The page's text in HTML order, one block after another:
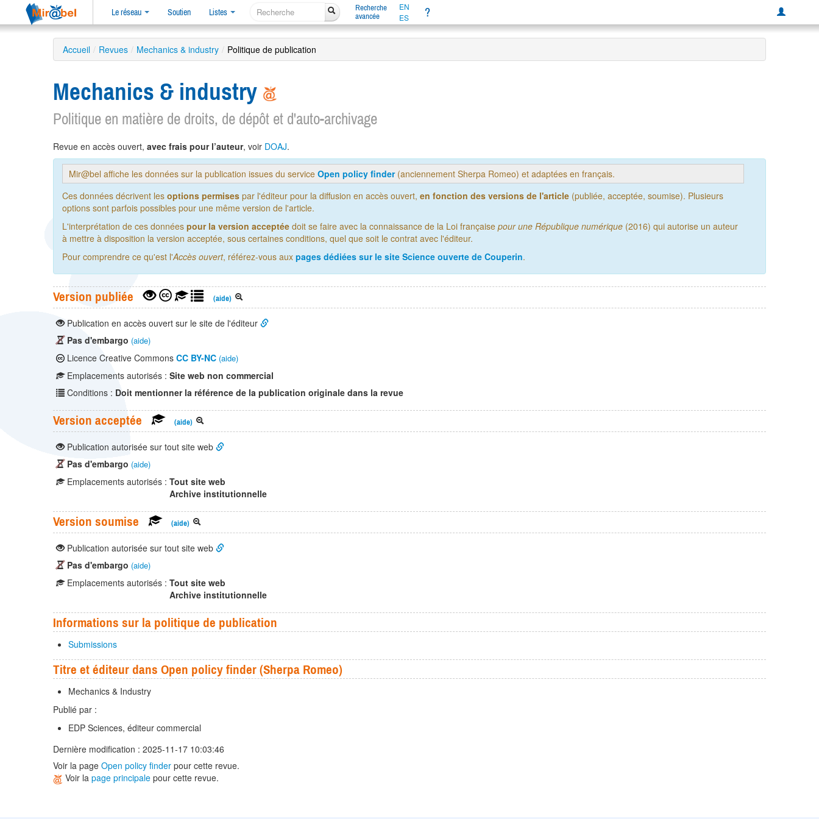
Le réseau Soutien Listes
Recherche
avancée
EN
ES
?
Accueil / Revues / Mechanics & industry / Politique de publication
Mechanics & industry
Politique en matière de droits, de dépôt et d'auto-archivage
Revue en accès ouvert, avec frais pour l’auteur, voir DOAJ.
Mir@bel affiche les données sur la publication issues du service Open policy finder(anciennement Sherpa Romeo) et adaptées en français.
Ces données décrivent les options permises par l'éditeur pour la diffusion en accès ouvert, en fonction des versions de l'article (publiée, acceptée, soumise). Plusieurs
options sont parfois possibles pour une même version de l'article.
L'interprétation de ces données pour la version acceptée doit se faire avec la connaissance de la Loi française pour une République numérique (2016) qui autorise un auteur
à mettre à disposition la version acceptée, sous certaines conditions, quel que soit le contrat avec l'éditeur.
Pour comprendre ce qu'est l'Accès ouvert, référez-vous aux pages dédiées sur le site Science ouverte de Couperin.
Version publiée (aide)
Publication en accès ouvert sur le site de l'éditeur
Pas d'embargo (aide)
Licence Creative Commons CC BY-NC (aide)
Emplacements autorisés : Site web non commercial
Conditions : Doit mentionner la référence de la publication originale dans la revue
Version acceptée (aide)
Publication autorisée sur tout site web
Pas d'embargo (aide)
Emplacements autorisés : Tout site web
Archive institutionnelle
Version soumise (aide)
Publication autorisée sur tout site web
Pas d'embargo (aide)
Emplacements autorisés : Tout site web
Archive institutionnelle
Informations sur la politique de publication
Submissions
Titre et éditeur dans Open policy finder (Sherpa Romeo)
Mechanics & Industry
Publié par :
EDP Sciences, éditeur commercial
Dernière modification : 2025-11-17 10:03:46
Voir la page Open policy finder pour cette revue.
Voir la page principale pour cette revue.